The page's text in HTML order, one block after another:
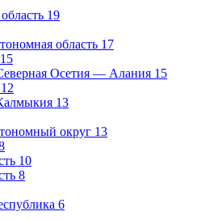
19
область 17
15
Осетия — Алания 15
12
13
округ 13
10
8
6